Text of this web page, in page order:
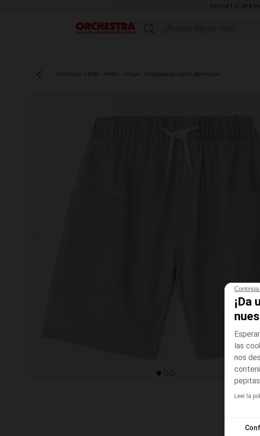
¡Da
las
nos
Leer la
OUTLET //
Menú
Orchestra Kids Niño Ropa Pantalones cortos,Bermudas